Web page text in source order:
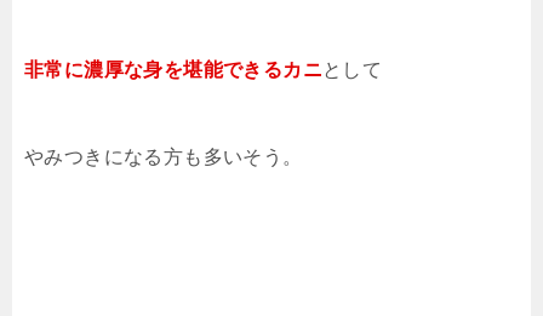
非常に濃厚な身を堪能できるカニとして
やみつきになる方も多いそう。